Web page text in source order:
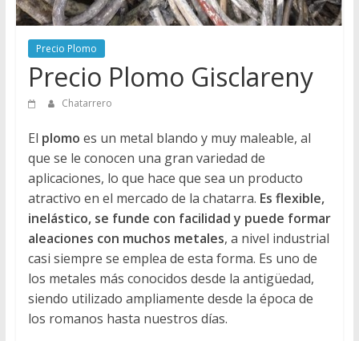
Chatarreros
para
vender
Chatarra
Precio Plomo
Precio Plomo Gisclareny
Chatarrero
El plomo es un metal blando y muy maleable, al
que se le conocen una gran variedad de
aplicaciones, lo que hace que sea un producto
atractivo en el mercado de la chatarra. Es flexible,
inelástico, se funde con facilidad y puede formar
aleaciones con muchos metales, a nivel industrial
casi siempre se emplea de esta forma. Es uno de
los metales más conocidos desde la antigüedad,
siendo utilizado ampliamente desde la época de
los romanos hasta nuestros días.